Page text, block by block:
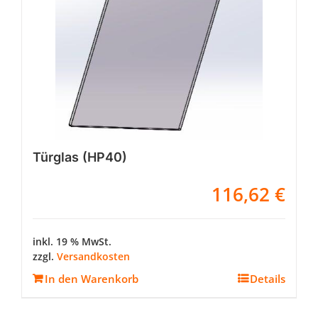
Türglas (HP40)
116,62 €
inkl. 19 % MwSt.
zzgl. Versandkosten
In den Warenkorb Details